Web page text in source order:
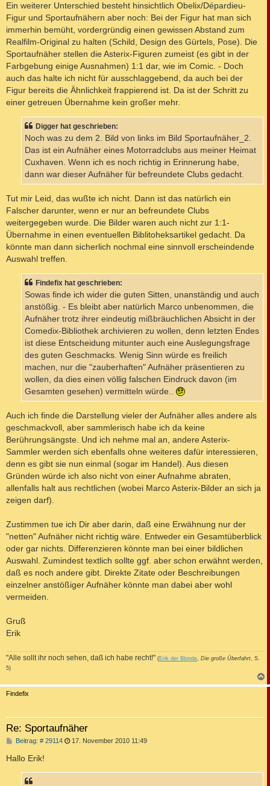
Ein weiterer Unterschied besteht hinsichtlich Obelix/Dépardieu-
Figur und Sportaufnähern aber noch: Bei der Figur hat man sich
immerhin bemüht, vordergründig einen gewissen Abstand zum
Realfilm-Original zu halten (Schild, Design des Gürtels, Pose). Die
Sportaufnäher stellen die Asterix-Figuren zumeist (es gibt in der
Farbgebung einige Ausnahmen) 1:1 dar, wie im Comic. - Doch
auch das halte ich nicht für ausschlaggebend, da auch bei der
Figur bereits die Ähnlichkeit frappierend ist. Da ist der Schritt zu
einer getreuen Übernahme kein großer mehr.
Digger hat geschrieben:
Noch was zu dem 2. Bild von links im Bild Sportaufnäher_2.
Das ist ein Aufnäher eines Motorradclubs aus meiner Heimat
Cuxhaven. Wenn ich es noch richtig in Erinnerung habe,
dann war dieser Aufnäher für befreundete Clubs gedacht.
Tut mir Leid, das wußte ich nicht. Dann ist das natürlich ein
Falscher darunter, wenn er nur an befreundete Clubs
weitergegeben wurde. Die Bilder waren auch nicht zur 1:1-
Übernahme in einen eventuellen Biblitoheksartikel gedacht. Da
könnte man dann sicherlich nochmal eine sinnvoll erscheindende
Auswahl treffen.
Findefix hat geschrieben:
Sowas finde ich wider die guten Sitten, unanständig und auch
anstößig. - Es bleibt aber natürlich Marco unbenommen, die
Aufnäher trotz ihrer eindeutig mißbräuchlichen Absicht in der
Comedix-Bibliothek archivieren zu wollen, denn letzten Endes
ist diese Entscheidung mitunter auch eine Auslegungsfrage
des guten Geschmacks. Wenig Sinn würde es freilich
machen, nur die "zauberhaften" Aufnäher präsentieren zu
wollen, da dies einen völlig falschen Eindruck davon (im
Gesamten gesehen) vermitteln würde..
Auch ich finde die Darstellung vieler der Aufnäher alles andere als
geschmackvoll, aber sammlerisch habe ich da keine
Berührungsängste. Und ich nehme mal an, andere Asterix-
Sammler werden sich ebenfalls ohne weiteres dafür interessieren,
denn es gibt sie nun einmal (sogar im Handel). Aus diesen
Gründen würde ich also nicht von einer Aufnahme abraten,
allenfalls halt aus rechtlichen (wobei Marco Asterix-Bilder an sich ja
zeigen darf).
Zustimmen tue ich Dir aber darin, daß eine Erwähnung nur der
"netten" Aufnäher nicht richtig wäre. Entweder ein Gesamtüberblick
oder gar nichts. Differenzieren könnte man bei einer bildlichen
Auswahl. Zumindest textlich sollte ggf. aber schon erwähnt werden,
daß es noch andere gibt. Direkte Zitate oder Beschreibungen
einzelner anstößiger Aufnäher könnte man dabei aber wohl
vermeiden.
Gruß
Erik
"Alle sollt ihr noch sehen, daß ich habe recht!" (Erik der Blonde, Die große Überfahrt, S.
5)
a
Findefix
Re: Sportaufnäher
Beitrag: # 29114B
r
17. November 2010 11:49
Hallo Erik!